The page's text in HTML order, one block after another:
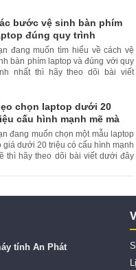
bước vệ sinh bàn phím
đúng quy trình
đang muốn tìm hiểu về cách vệ
bàn phím laptop và đúng với quy
nhất thì hãy theo dõi bài viết
chọn laptop dưới 20
cấu hình mạnh mẽ mà
nên biết
đang muốn chọn một mẫu laptop
giá dưới 20 triệu có cấu hình mạnh
thì hãy theo dõi bài viết dưới đây
tính An Phát